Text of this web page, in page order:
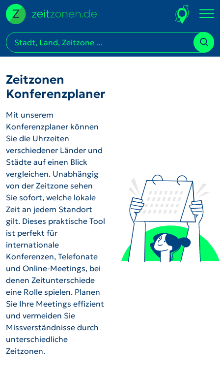
Zeitzonen
Konferenzplaner
Mit unserem
Konferenzplaner können
Sie die Uhrzeiten
verschiedener Länder und
Städte auf einen Blick
vergleichen. Unabhängig
von der Zeitzone sehen
Sie sofort, welche lokale
Zeit an jedem Standort
gilt. Dieses praktische Tool
ist perfekt für
internationale
Konferenzen, Telefonate
und Online-Meetings, bei
denen Zeitunterschiede
eine Rolle spielen. Planen
Sie Ihre Meetings effizient
und vermeiden Sie
Missverständnisse durch
unterschiedliche
Zeitzonen.